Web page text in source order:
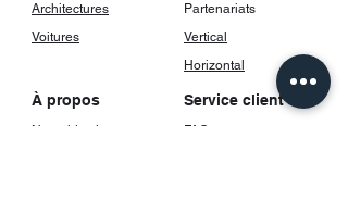
Architectures
Partenariats
Voitures
Vertical
Horizontal
À propos Service client
Notre histoire
FAQ